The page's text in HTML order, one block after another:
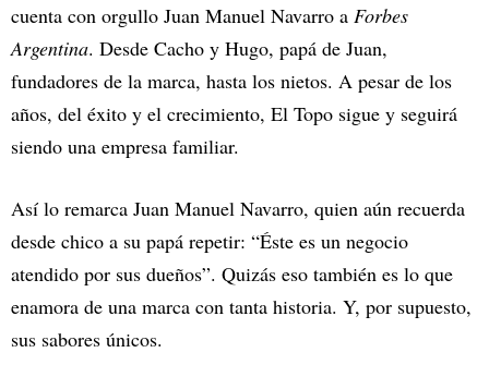
cuenta con orgullo Juan Manuel Navarro a Forbes
Argentina. Desde Cacho y Hugo, papá de Juan,
fundadores de la marca, hasta los nietos. A pesar de los
años, del éxito y el crecimiento, El Topo sigue y seguirá
siendo una empresa familiar.
Así lo remarca Juan Manuel Navarro, quien aún recuerda
desde chico a su papá repetir: “Éste es un negocio
atendido por sus dueños”. Quizás eso también es lo que
enamora de una marca con tanta historia. Y, por supuesto,
sus sabores únicos.